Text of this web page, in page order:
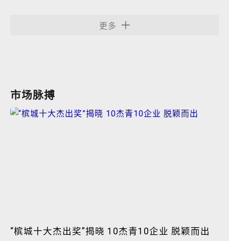
更多
市场脉搏
“槟城十大杰出奖”揭晓 10杰青10企业 脱颖而出